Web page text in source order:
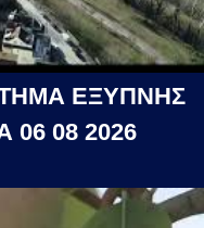
ΕΞΥΠΝΗΣ
06 08 2026